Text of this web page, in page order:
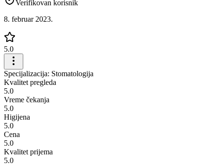
Verifikovan korisnik
8. februar 2023.
5.0
Specijalizacija: Stomatologija
Kvalitet pregleda
5.0
Vreme čekanja
5.0
Higijena
5.0
Cena
5.0
Kvalitet prijema
5.0